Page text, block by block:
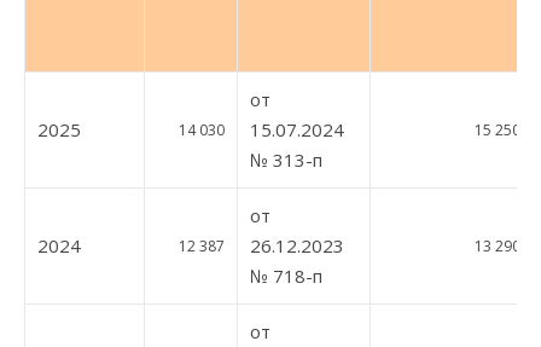
2025 14 030
от
15.07.2024
№ 313-п
15 250
2024 12 387
от
26.12.2023
№ 718-п
13 290
от